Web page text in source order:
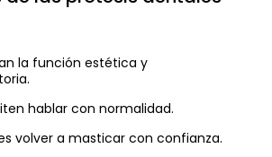
la función estética y
hablar con normalidad.
volver a masticar con confianza.